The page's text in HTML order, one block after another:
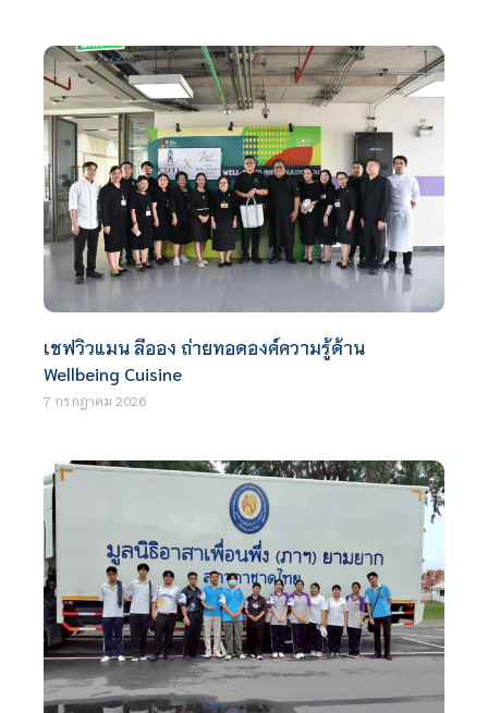
เชฟวิวแมน ลีออง ถ่ายทอดองค์ความรู้ด้าน
Wellbeing Cuisine
7 กรกฎาคม 2026